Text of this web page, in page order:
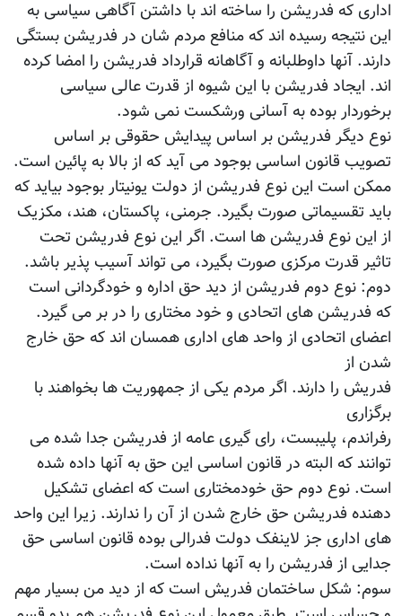
اداری که فدریشن را ساخته اند با داشتن آگاهی سیاسی به
این نتیجه رسیده اند که منافع مردم شان در فدریشن بستگی
دارند. آنها داوطلبانه و آگاهانه قرارداد فدریشن را امضا کرده
اند. ایجاد فدریشن با این شیوه از قدرت عالی سیاسی
برخوردار بوده به آسانی ورشکست نمی شود.
نوع دیگر فدریشن بر اساس پیدایش حقوقی بر اساس
تصویب قانون اساسی بوجود می آید که از بالا به پائین است.
ممکن است این نوع فدریشن از دولت یونیتار بوجود بیاید که
باید تقسیماتی صورت بگیرد. جرمنی، پاکستان، هند، مکزیک
از این نوع فدریشن ها است. اگر این نوع فدریشن تحت
تاثیر قدرت مرکزی صورت بگیرد، می تواند آسیب پذیر باشد.
دوم: نوع دوم فدریشن از دید حق اداره و خودگردانی است
که فدریشن های اتحادی و خود مختاری را در بر می گیرد.
اعضای اتحادی از واحد های اداری همسان اند که حق خارج
شدن از
فدریش را دارند. اگر مردم یکی از جمهوریت ها بخواهند با
برگزاری
رفراندم، پلیبست، رای گیری عامه از فدریشن جدا شده می
توانند که البته در قانون اساسی این حق به آنها داده شده
است. نوع دوم حق خودمختاری است که اعضای تشکیل
دهنده فدریشن حق خارج شدن از آن را ندارند. زیرا این واحد
های اداری جز لاینفک دولت فدرالی بوده قانون اساسی حق
جدایی از فدریشن را به آنها نداده است.
سوم: شکل ساختمان فدریش است که از دید من بسیار مهم